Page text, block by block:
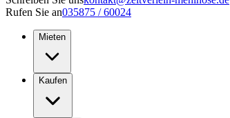
Rufen Sie an035875 / 60024
Mieten
Kaufen